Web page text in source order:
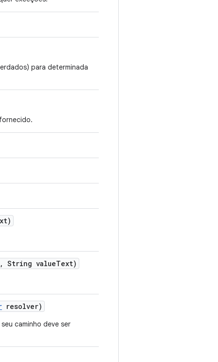
para determinada
, String valueText)
resolver)
caminho deve ser